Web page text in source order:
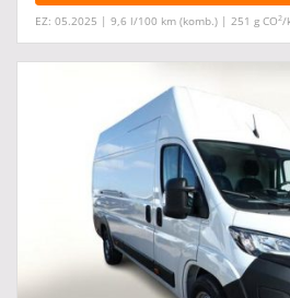
EZ: 05.2025 | 9,6 l/100 km (komb.) | 251 g CO2/